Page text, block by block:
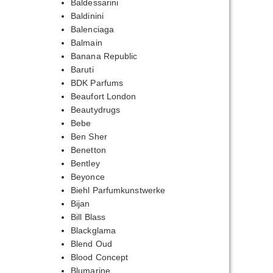
Baldessarini
Baldinini
Balenciaga
Balmain
Banana Republic
Baruti
BDK Parfums
Beaufort London
Beautydrugs
Bebe
Ben Sher
Benetton
Bentley
Beyonce
Biehl Parfumkunstwerke
Bijan
Bill Blass
Blackglama
Blend Oud
Blood Concept
Blumarine